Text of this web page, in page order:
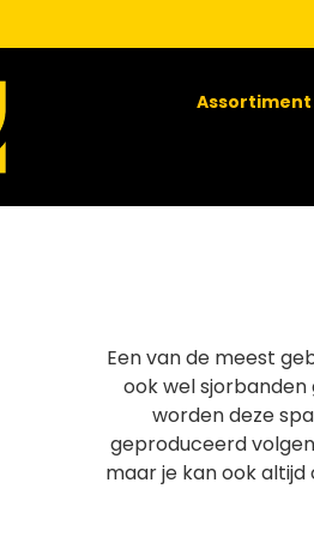
Assortiment
Een van de meest
ook wel
worden deze
geproduceerd
maar je kan ook